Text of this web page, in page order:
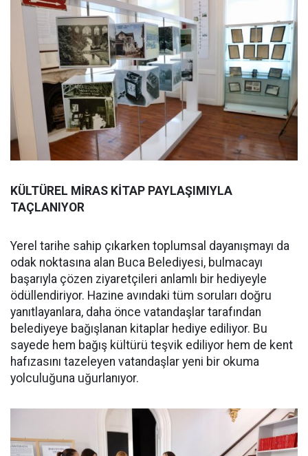
KÜLTÜREL MİRAS KİTAP PAYLAŞIMIYLA
TAÇLANIYOR
Yerel tarihe sahip çıkarken toplumsal dayanışmayı da
odak noktasına alan Buca Belediyesi, bulmacayı
başarıyla çözen ziyaretçileri anlamlı bir hediyeyle
ödüllendiriyor. Hazine avındaki tüm soruları doğru
yanıtlayanlara, daha önce vatandaşlar tarafından
belediyeye bağışlanan kitaplar hediye ediliyor. Bu
sayede hem bağış kültürü teşvik ediliyor hem de kent
hafızasını tazeleyen vatandaşlar yeni bir okuma
yolculuğuna uğurlanıyor.